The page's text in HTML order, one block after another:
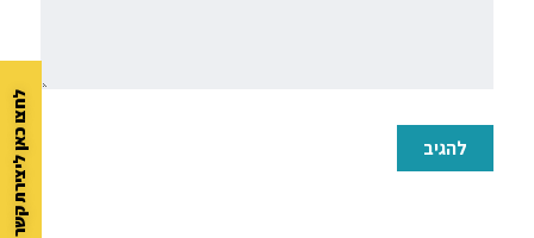
לחצו כאן ליצירת קשר